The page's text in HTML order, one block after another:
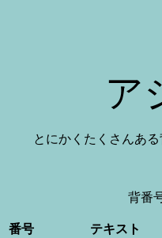
ア
とにかくたくさんあ
背番
番号
テキスト